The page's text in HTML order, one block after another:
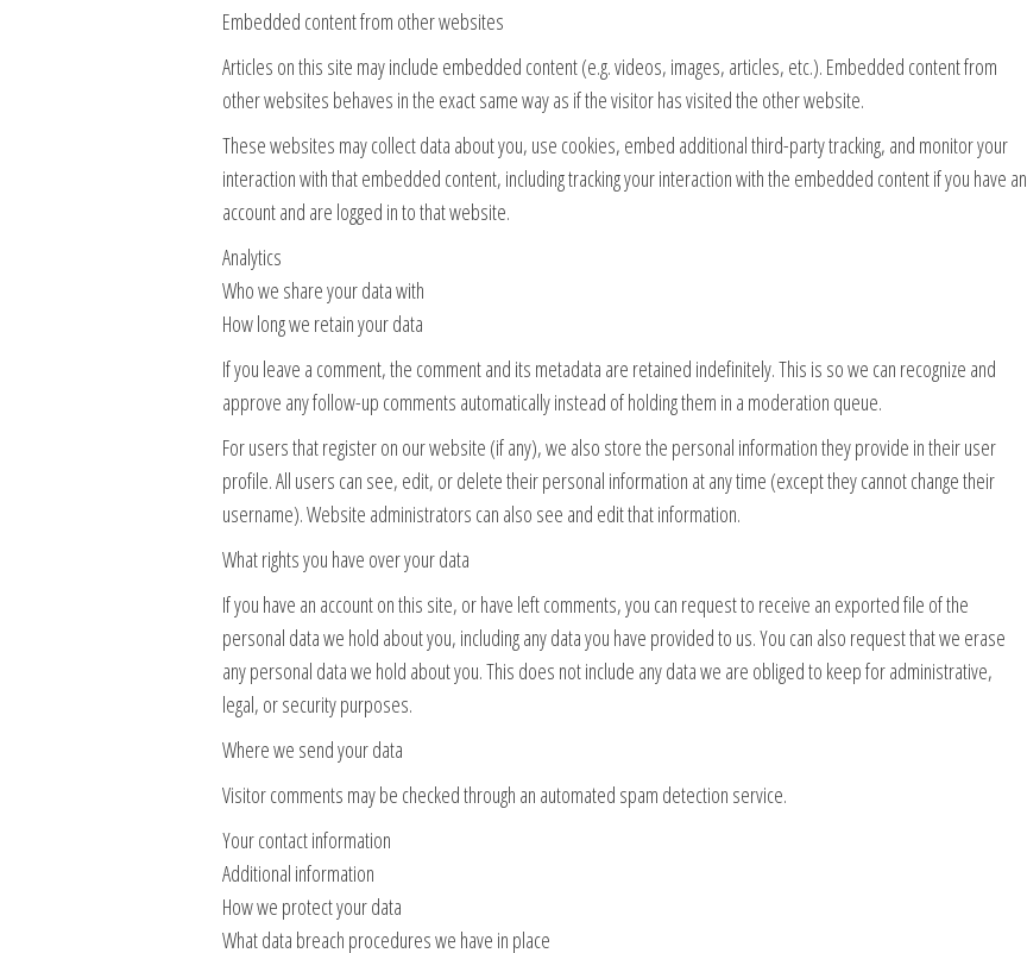
Embedded content from other websites
Articles on this site may include embedded content (e.g. videos, images, articles, etc.). Embedded content from
other websites behaves in the exact same way as if the visitor has visited the other website.
These websites may collect data about you, use cookies, embed additional third-party tracking, and monitor your
interaction with that embedded content, including tracking your interaction with the embedded content if you have an
account and are logged in to that website.
Analytics
Who we share your data with
How long we retain your data
If you leave a comment, the comment and its metadata are retained indefinitely. This is so we can recognize and
approve any follow-up comments automatically instead of holding them in a moderation queue.
For users that register on our website (if any), we also store the personal information they provide in their user
profile. All users can see, edit, or delete their personal information at any time (except they cannot change their
username). Website administrators can also see and edit that information.
What rights you have over your data
If you have an account on this site, or have left comments, you can request to receive an exported file of the
personal data we hold about you, including any data you have provided to us. You can also request that we erase
any personal data we hold about you. This does not include any data we are obliged to keep for administrative,
legal, or security purposes.
Where we send your data
Visitor comments may be checked through an automated spam detection service.
Your contact information
Additional information
How we protect your data
What data breach procedures we have in place